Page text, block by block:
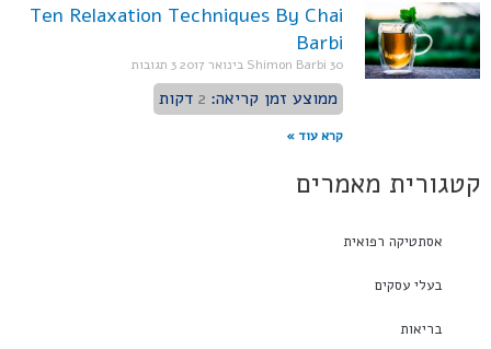
Ten Relaxation Techniques By Chai
Barbi
Shimon Barbi 30 בינואר 2017 3 תגובות
ממוצע זמן קריאה: 2 דקות
קרא עוד »
קטגורית מאמרים
אסתטיקה רפואית
בעלי עסקים
בריאות